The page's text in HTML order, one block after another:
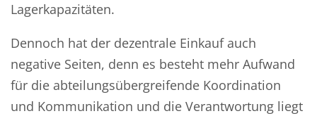
Lagerkapazitäten.
Dennoch hat der dezentrale Einkauf auch
negative Seiten, denn es besteht mehr Aufwand
für die abteilungsübergreifende Koordination
und Kommunikation und die Verantwortung liegt